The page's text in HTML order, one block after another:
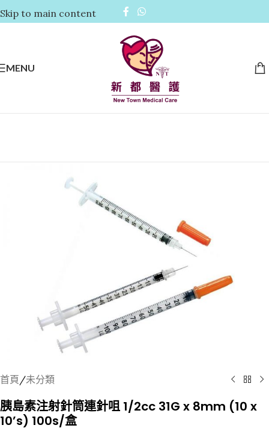
Skip to main content
MENU
首頁 /未分類
胰島素注射針筒連針咀 1/2cc 31G x 8mm (10 x
10’s) 100s/盒